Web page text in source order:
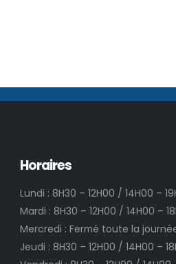
Horaires
Lundi : 8H30 – 12H00 / 14H00 –
Mardi : 8H30 – 12H00 / 14H00 –
Mercredi : Fermé toute la
Jeudi : 8H30 – 12H00 / 14H00 –